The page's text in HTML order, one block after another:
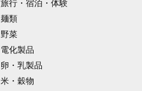
旅行・宿泊・体験
麺類
野菜
電化製品
卵・乳製品
米・穀物